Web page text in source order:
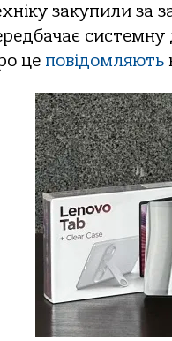
закупили за
системну
це повідомляють